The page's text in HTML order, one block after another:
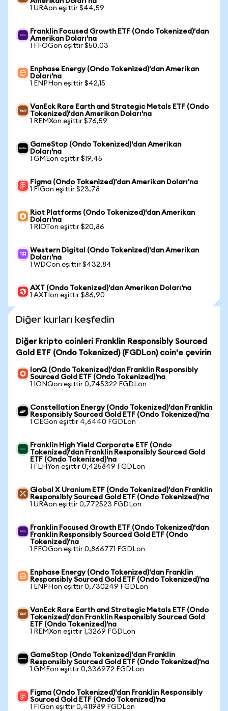
1 URAon eşittir $44,59
Franklin Focused Growth ETF (Ondo Tokenized)'dan
Amerikan Doları'na
1 FFOGon eşittir $50,03
Enphase Energy (Ondo Tokenized)'dan Amerikan
Doları'na
1 ENPHon eşittir $42,15
VanEck Rare Earth and Strategic Metals ETF (Ondo
Tokenized)'dan Amerikan Doları'na
1 REMXon eşittir $76,59
GameStop (Ondo Tokenized)'dan Amerikan
Doları'na
1 GMEon eşittir $19,45
Figma (Ondo Tokenized)'dan Amerikan Doları'na
1 FIGon eşittir $23,78
Riot Platforms (Ondo Tokenized)'dan Amerikan
Doları'na
1 RIOTon eşittir $20,86
Western Digital (Ondo Tokenized)'dan Amerikan
Doları'na
1 WDCon eşittir $432,84
AXT (Ondo Tokenized)'dan Amerikan Doları'na
1 AXTIon eşittir $86,90
Diğer kurları keşfedin
Diğer kripto coinleri Franklin Responsibly Sourced
Gold ETF (Ondo Tokenized) (FGDLon) coin'e çevirin
IonQ (Ondo Tokenized)'dan Franklin Responsibly
Sourced Gold ETF (Ondo Tokenized)'na
1 IONQon eşittir 0,745322 FGDLon
Constellation Energy (Ondo Tokenized)'dan Franklin
Responsibly Sourced Gold ETF (Ondo Tokenized)'na
1 CEGon eşittir 4,6440 FGDLon
Franklin High Yield Corporate ETF (Ondo
Tokenized)'dan Franklin Responsibly Sourced Gold
ETF (Ondo Tokenized)'na
1 FLHYon eşittir 0,425849 FGDLon
Global X Uranium ETF (Ondo Tokenized)'dan Franklin
Responsibly Sourced Gold ETF (Ondo Tokenized)'na
1 URAon eşittir 0,772523 FGDLon
Franklin Focused Growth ETF (Ondo Tokenized)'dan
Franklin Responsibly Sourced Gold ETF (Ondo
Tokenized)'na
1 FFOGon eşittir 0,866771 FGDLon
Enphase Energy (Ondo Tokenized)'dan Franklin
Responsibly Sourced Gold ETF (Ondo Tokenized)'na
1 ENPHon eşittir 0,730249 FGDLon
VanEck Rare Earth and Strategic Metals ETF (Ondo
Tokenized)'dan Franklin Responsibly Sourced Gold
ETF (Ondo Tokenized)'na
1 REMXon eşittir 1,3269 FGDLon
GameStop (Ondo Tokenized)'dan Franklin
Responsibly Sourced Gold ETF (Ondo Tokenized)'na
1 GMEon eşittir 0,336972 FGDLon
Figma (Ondo Tokenized)'dan Franklin Responsibly
Sourced Gold ETF (Ondo Tokenized)'na
1 FIGon eşittir 0,411989 FGDLon